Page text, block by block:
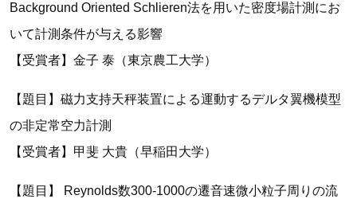
Background Oriented Schlieren法を用いた密度場計測にお
いて計測条件が与える影響
【受賞者】金子 泰（東京農工大学）
【題目】磁力支持天秤装置による運動するデルタ翼機模型
の非定常空力計測
【受賞者】甲斐 大貴（早稲田大学）
【題目】 Reynolds数300-1000の遷音速微小粒子周りの流